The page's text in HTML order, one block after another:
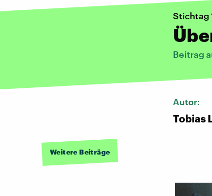
Stichtag
Beitrag
Autor:
Tobias
Weitere Beiträge